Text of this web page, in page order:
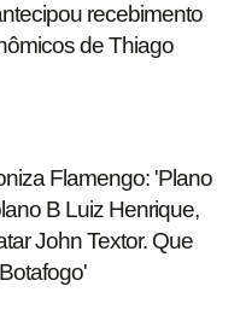
recebimento
de Thiago
Flamengo: 'Plano
B Luiz Henrique,
John Textor. Que